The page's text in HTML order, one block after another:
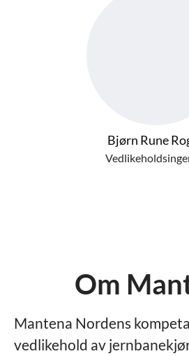
Bjørn Rune
Om
Mantena Nordens
vedlikehold av